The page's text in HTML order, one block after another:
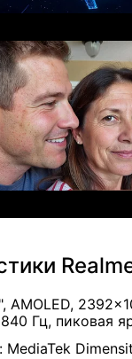
AMOLED,
Гц, пиковая
MediaTek